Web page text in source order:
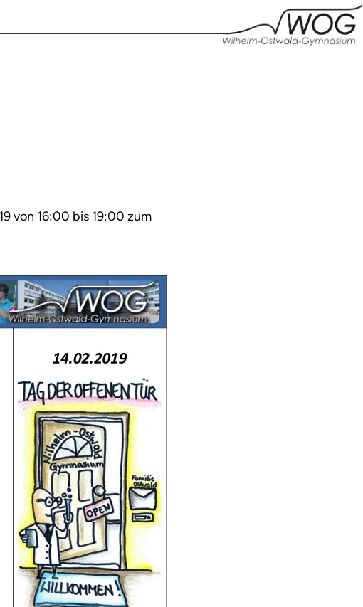
von 16:00 bis 19:00 zum